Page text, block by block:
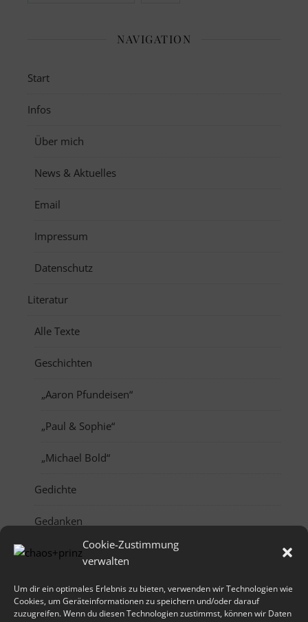
Cookie-Zustimmung
verwalten
Um dir ein optimales Erlebnis zu bieten, verwenden wir Technologien wie
Cookies, um Geräteinformationen zu speichern und/oder darauf
zuzugreifen. Wenn du diesen Technologien zustimmst, können wir Daten
NAVIGATION
Start
Infos
Über mich
News & Aktuelles
Email
Impressum
Datenschutz
Literatur
Alle Texte
Geschichten
„Aaron Pfundeisen“
„Paul & Sophie“
„Michael Bold“
Gedichte
Gedanken
Comics
Monddrache
Kaleidoskop